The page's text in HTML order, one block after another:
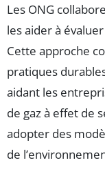
Les ONG
les aider à
Cette approche
pratiques
aidant les
de gaz à effet de
adopter des
de